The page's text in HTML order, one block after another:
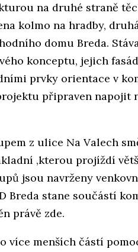
na druhé straně
kolmo na hradby,
domu Breda.
konceptu, jejich
prvky orientace v
připraven napojit
z ulice Na Valech
,kterou projíždí
jsou navrženy
Breda stane součástí
právě zde.
více menších částí